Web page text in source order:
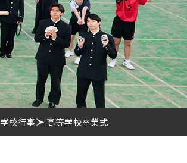
学校行事 高等学校卒業式